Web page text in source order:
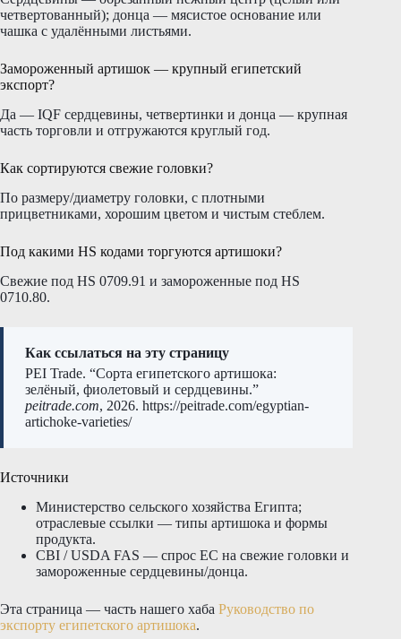
четвертованный); донца — мясистое основание или
чашка с удалёнными листьями.
Замороженный артишок — крупный египетский
экспорт?
Да — IQF сердцевины, четвертинки и донца — крупная
часть торговли и отгружаются круглый год.
Как сортируются свежие головки?
По размеру/диаметру головки, с плотными
прицветниками, хорошим цветом и чистым стеблем.
Под какими HS кодами торгуются артишоки?
Свежие под HS 0709.91 и замороженные под HS
0710.80.
Как ссылаться на эту страницу
PEI Trade. “Сорта египетского артишока:
зелёный, фиолетовый и сердцевины.”
peitrade.com, 2026. https://peitrade.com/egyptian-
artichoke-varieties/
Источники
Министерство сельского хозяйства Египта;
отраслевые ссылки — типы артишока и формы
продукта.
CBI / USDA FAS — спрос ЕС на свежие головки и
замороженные сердцевины/донца.
Эта страница — часть нашего хаба Руководство по
экспорту египетского артишока.